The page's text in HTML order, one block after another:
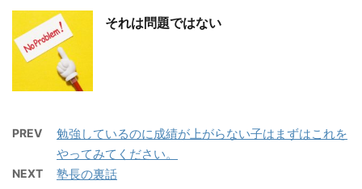
それは問題ではない
PREV
勉強しているのに成績が上がらない子はまずはこれを
やってみてください。
NEXT 塾長の裏話